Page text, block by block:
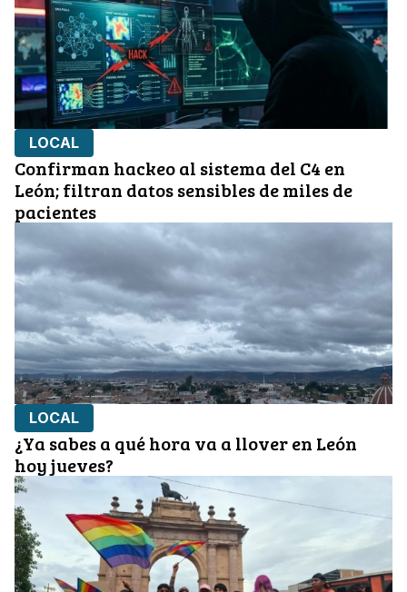
LOCAL
Confirman hackeo al sistema del C4 en
León; filtran datos sensibles de miles de
pacientes
LOCAL
¿Ya sabes a qué hora va a llover en León
hoy jueves?